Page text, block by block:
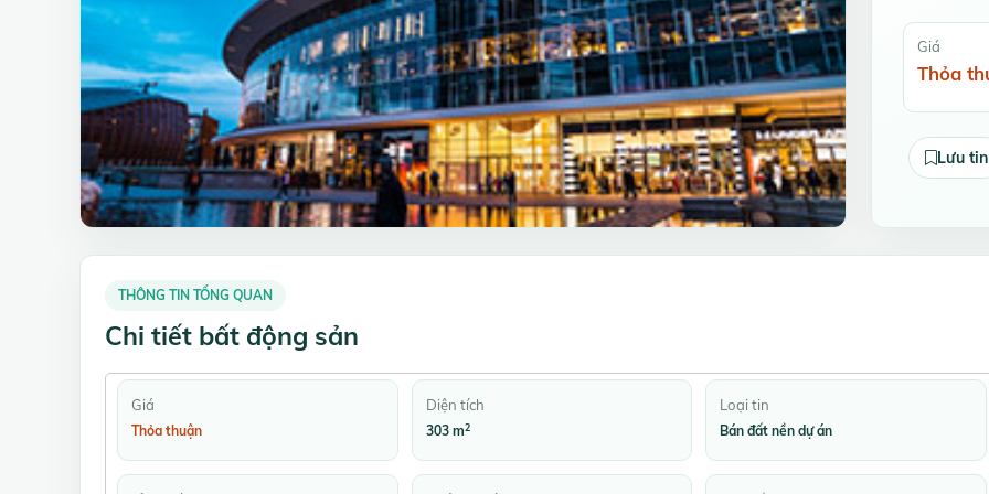
Giá
Thỏa
Lưu tin
THÔNG TIN TỔNG QUAN
Chi tiết bất động sản
Giá
Thỏa thuận
Diện tích
303 m2
Loại tin
Bán đất nền dự án